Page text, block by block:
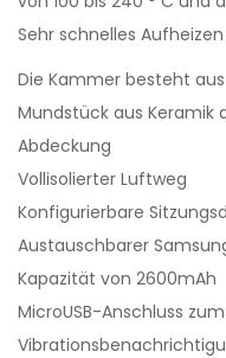
Sehr schnelles
Die Kammer besteht
Mundstück aus Keramik
Abdeckung
Vollisolierter Luftweg
Konfigurierbare
Austauschbarer
Kapazität von 2600mAh
MicroUSB-Anschluss